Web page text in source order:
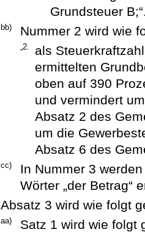
Grundsteuer
bb) Nummer 2 wird wie
„2.
als
ermittelten
oben auf 390
und vermindert
Absatz 2 des
um die
Absatz 6 des
cc)
In Nummer 3
Wörter „der Betrag“
Absatz 3 wird wie folgt
aa)
Satz 1 wird wie folgt